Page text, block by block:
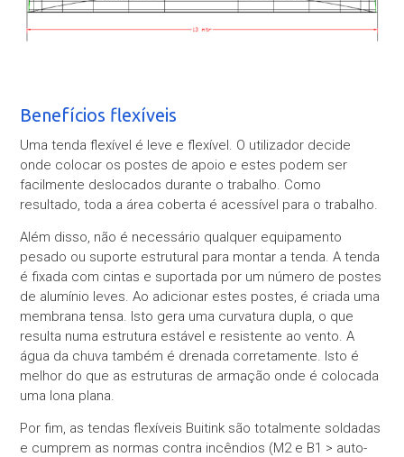
Benefícios flexíveis
Uma tenda flexível é leve e flexível. O utilizador decide
onde colocar os postes de apoio e estes podem ser
facilmente deslocados durante o trabalho. Como
resultado, toda a área coberta é acessível para o trabalho.
Além disso, não é necessário qualquer equipamento
pesado ou suporte estrutural para montar a tenda. A tenda
é fixada com cintas e suportada por um número de postes
de alumínio leves. Ao adicionar estes postes, é criada uma
membrana tensa. Isto gera uma curvatura dupla, o que
resulta numa estrutura estável e resistente ao vento. A
água da chuva também é drenada corretamente. Isto é
melhor do que as estruturas de armação onde é colocada
uma lona plana.
Por fim, as tendas flexíveis Buitink são totalmente soldadas
e cumprem as normas contra incêndios (M2 e B1 > auto-